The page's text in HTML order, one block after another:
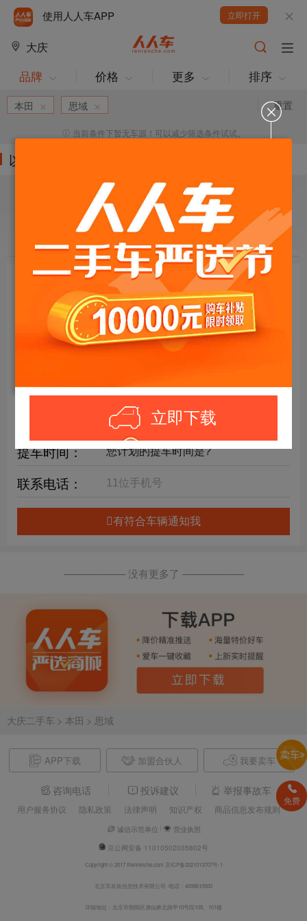
使用人人车APP 立即打开
大庆
立即下载
品牌 价格 更多 排序
重置
本田 思域
当前条件下暂无车源！可以减少筛选条件试试。
以下车源的筛选条件为:
目标车辆： 请选择欲购车辆
年限要求：
购车预算：
详细要求：
提车时间：
联系电话：
有符合车辆通知我
—————— 没有更多了 ——————
大庆二手车 > 本田 > 思域
APP下载 加盟合伙人 我要卖车
咨询电话 投诉建议 举报事故车
用户服务协议 隐私政策 法律声明 知识产权 商品信息发布规则
诚信示范单位
营业执照
京公网安备 11010502035802号
Copyright © 2017 Renrenche.com 京ICP备2021013707号-1
北京车欢欢信息技术有限公司 电话：4008610500
详细地址：北京市朝阳区酒仙桥北路甲10号院105、101楼
免费